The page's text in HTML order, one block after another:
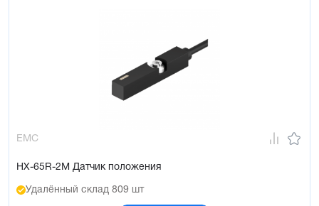
EMC
HX-65R-2M Датчик положения
Удалённый склад 809 шт